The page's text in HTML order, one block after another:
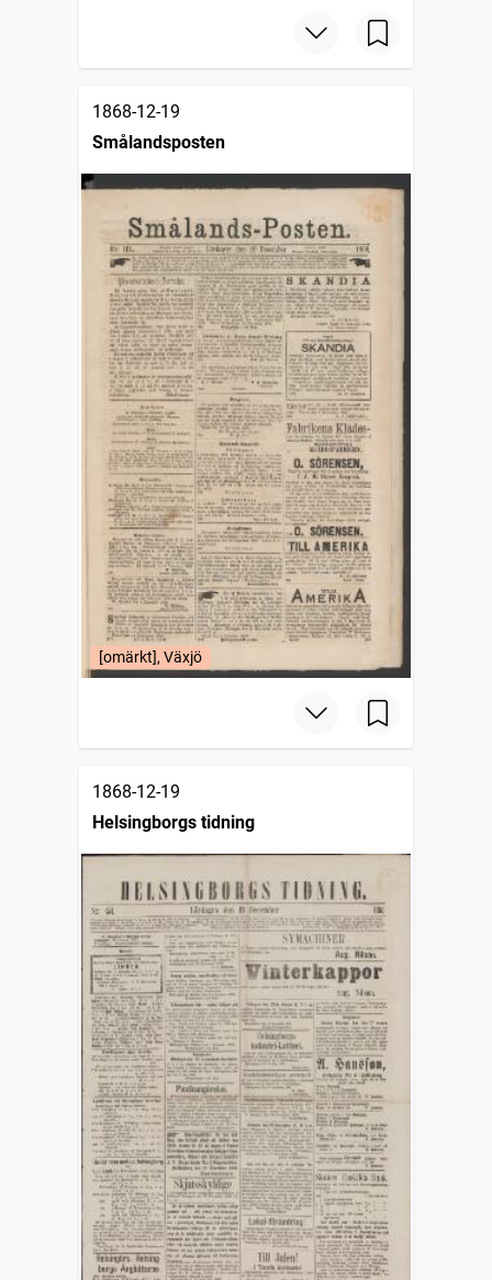
1868-12-19
Smålandsposten
[omärkt], Växjö
1868-12-19
Helsingborgs tidning